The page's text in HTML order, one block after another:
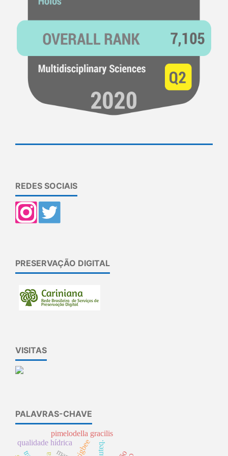
REDES SOCIAIS
PRESERVAÇÃO DIGITAL
VISITAS
PALAVRAS-CHAVE
qualidade hídrica zigbee
pimelodella gracilis